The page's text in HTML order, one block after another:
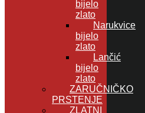
bijelo
zlato
Narukvice
bijelo
zlato
Lančić
bijelo
zlato
ZARUČNIČKO
PRSTENJE
ZLATNI